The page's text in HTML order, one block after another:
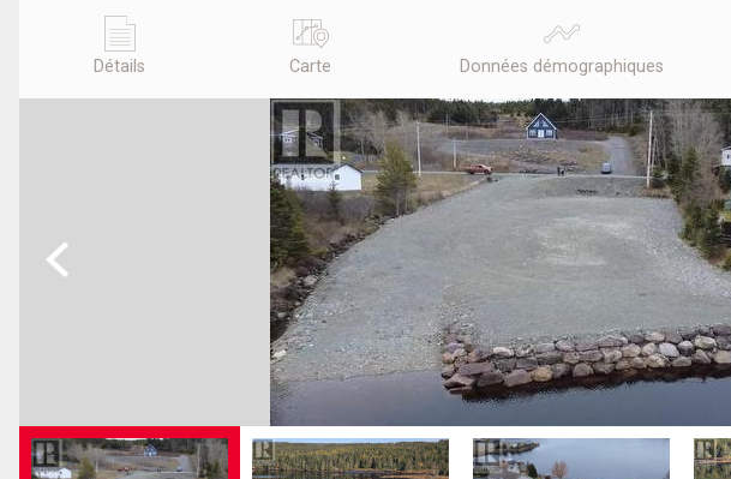
Détails Carte Données démographiques
Previous